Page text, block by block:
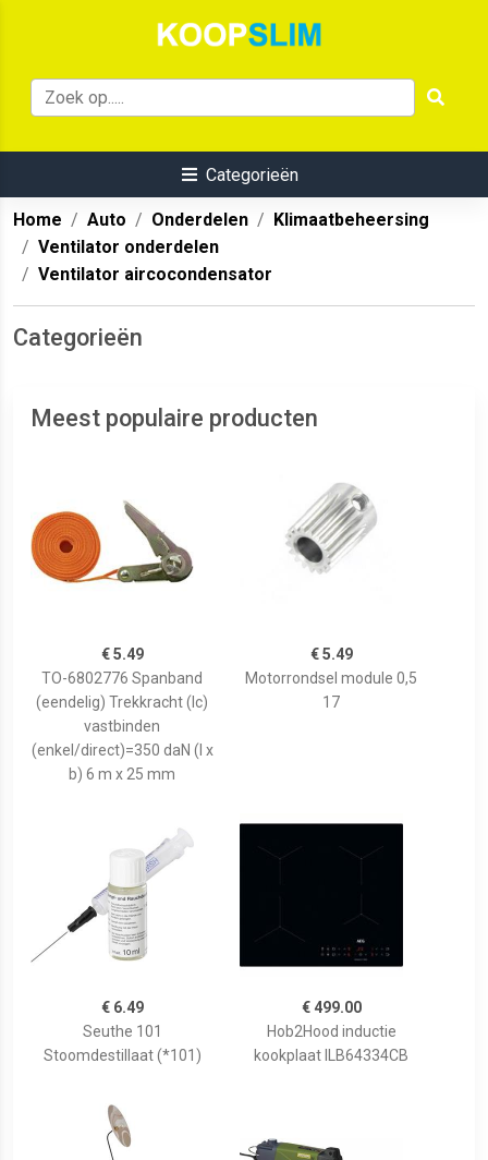
Categorieën
Home Auto Onderdelen
Klimaatbeheersing
Ventilator onderdelen
Ventilator aircocondensator
Categorieën
Meest populaire producten
€ 5.49
TO-6802776 Spanband
(eendelig) Trekkracht (lc)
vastbinden
(enkel/direct)=350 daN (l x
b) 6 m x 25 mm
€ 5.49
Motorrondsel module 0,5
17
€ 6.49
Seuthe 101
Stoomdestillaat (*101)
€ 499.00
Hob2Hood inductie
kookplaat ILB64334CB